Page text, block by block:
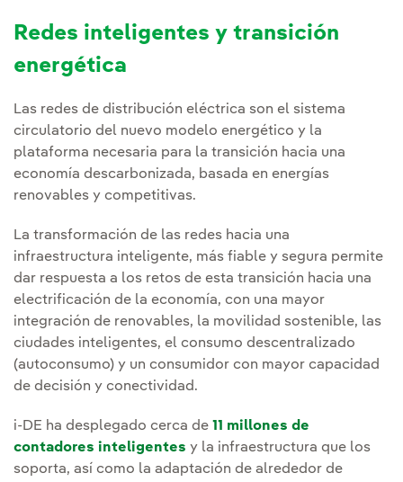
Redes inteligentes y transición
energética
Las redes de distribución eléctrica son el sistema
circulatorio del nuevo modelo energético y la
plataforma necesaria para la transición hacia una
economía descarbonizada, basada en energías
renovables y competitivas.
La transformación de las redes hacia una
infraestructura inteligente, más fiable y segura permite
dar respuesta a los retos de esta transición hacia una
electrificación de la economía, con una mayor
integración de renovables, la movilidad sostenible, las
ciudades inteligentes, el consumo descentralizado
(autoconsumo) y un consumidor con mayor capacidad
de decisión y conectividad.
i-DE ha desplegado cerca de 11 millones de
contadores inteligentes y la infraestructura que los
soporta, así como la adaptación de alrededor de